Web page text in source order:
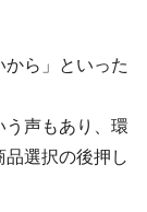
から」といった
う声もあり、環
選択の後押し